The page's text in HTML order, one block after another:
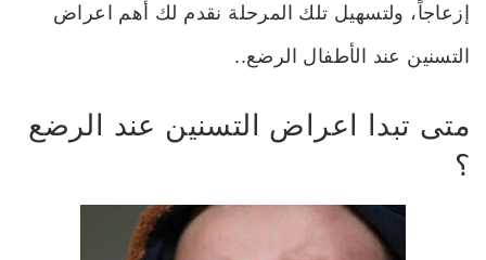
إزعاجاً، ولتسهيل تلك المرحلة نقدم لك أهم اعراض
التسنين عند الأطفال الرضع..
متى تبدا اعراض التسنين عند الرضع
؟